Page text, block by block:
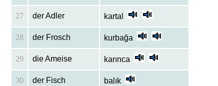
27 der Adler kartal
28 der Frosch kurbağa
29 die Ameise karınca
30 der Fisch balık